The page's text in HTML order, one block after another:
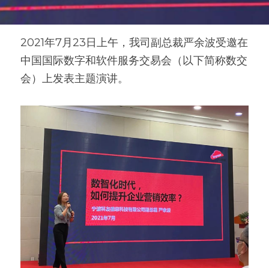
2021年7月23日上午，我司副总裁严余波受邀在
中国国际数字和软件服务交易会（以下简称数交
会）上发表主题演讲。